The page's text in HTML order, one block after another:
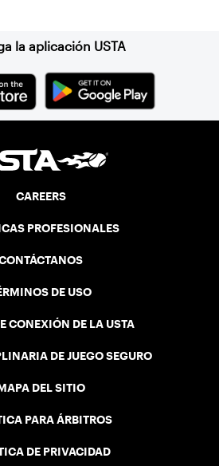
la aplicación USTA
CAREERS
PROFESIONALES
DE USO
CONEXIÓN DE LA USTA
DE JUEGO SEGURO
MAPA DEL SITIO
PARA ÁRBITROS
DE PRIVACIDAD